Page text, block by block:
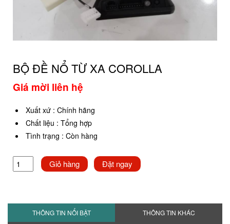
BỘ ĐỀ NỔ TỪ XA COROLLA
Giá mời liên hệ
Xuất xứ : Chính hãng
Chất liệu : Tổng hợp
Tình trạng : Còn hàng
Giỏ hàng Đặt ngay
THÔNG TIN NỔI BẬT THÔNG TIN KHÁC